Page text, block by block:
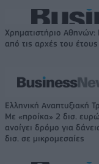
Χρηματιστήριο
από τις αρχές του έτους
Ελληνική Αναπτυξιακή
Με «προίκα» 2 δισ. ευρώ
ανοίγει δρόμο για
δισ. σε μικρομεσαίες